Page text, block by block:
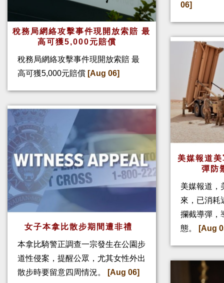
稅務局網絡攻擊事件現開放索賠 最
高可獲5,000元賠償
稅務局網絡攻擊事件現開放索賠 最
高可獲5,000元賠償 [Aug 06]
女子本拿比散步期間遭非禮
本拿比騎警正調查一宗發生在公園步
道性侵案，提醒公眾，尤其女性外出
散步時要留意四周情況。
[Aug 06]
06]
美媒報道
彈防
美媒報道，
來，已消耗
攔截導彈，
態。
[Aug